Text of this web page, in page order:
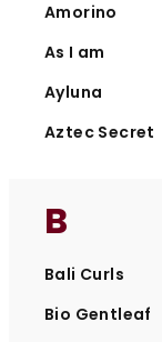
Amorino
As I am
Ayluna
Aztec Secret
B
Bali Curls
Bio Gentleaf